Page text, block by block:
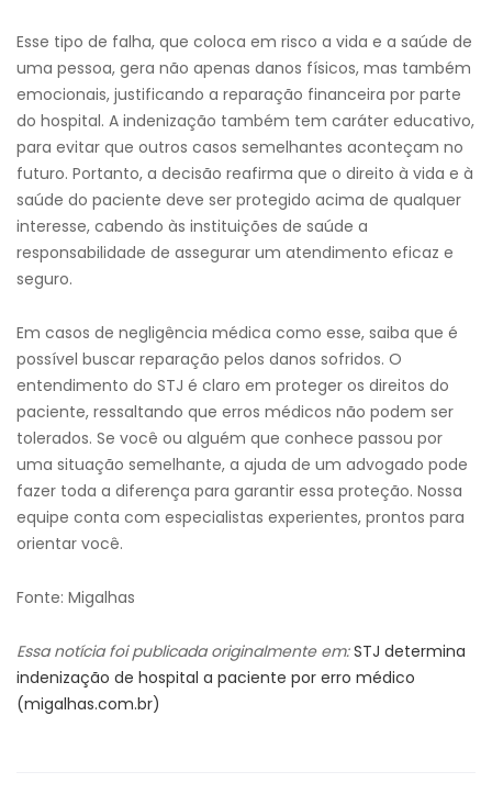
Esse tipo de falha, que coloca em risco a vida e a saúde de
uma pessoa, gera não apenas danos físicos, mas também
emocionais, justificando a reparação financeira por parte
do hospital. A indenização também tem caráter educativo,
para evitar que outros casos semelhantes aconteçam no
futuro. Portanto, a decisão reafirma que o direito à vida e à
saúde do paciente deve ser protegido acima de qualquer
interesse, cabendo às instituições de saúde a
responsabilidade de assegurar um atendimento eficaz e
seguro.
Em casos de negligência médica como esse, saiba que é
possível buscar reparação pelos danos sofridos. O
entendimento do STJ é claro em proteger os direitos do
paciente, ressaltando que erros médicos não podem ser
tolerados. Se você ou alguém que conhece passou por
uma situação semelhante, a ajuda de um advogado pode
fazer toda a diferença para garantir essa proteção. Nossa
equipe conta com especialistas experientes, prontos para
orientar você.
Fonte: Migalhas
Essa notícia foi publicada originalmente em: STJ determina
indenização de hospital a paciente por erro médico
(migalhas.com.br)